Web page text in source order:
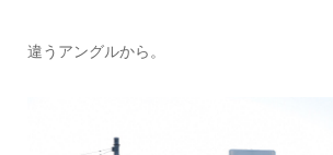
違うアングルから。